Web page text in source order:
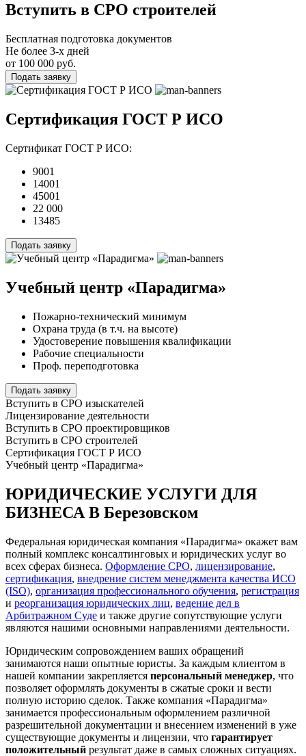
Вступить в СРО строителей
Бесплатная подготовка документов
Не более 3-х дней
от 100 000 руб.
Подать заявку
Сертификация ГОСТ Р ИСО
Сертификат ГОСТ Р ИСО:
9001
14001
45001
22 000
13485
Подать заявку
Учебный центр «Парадигма»
Пожарно-технический минимум
Охрана труда (в т.ч. на высоте)
Удостоверение повышения квалификации
Рабочие специальности
Проф. переподготовка
Подать заявку
Вступить в СРО изыскателей
Лицензирование деятельности
Вступить в СРО проектировщиков
Вступить в СРО строителей
Сертификация ГОСТ Р ИСО
Учебный центр «Парадигма»
ЮРИДИЧЕСКИЕ УСЛУГИ ДЛЯ
БИЗНЕСА В Березовском
Федеральная юридическая компания «Парадигма» окажет вам
полный комплекс консалтинговых и юридических услуг во
всех сферах бизнеса. Оформление СРО, лицензирование,
сертификация, внедрение систем менеджмента качества ИСО
(ISO), организация профессионального обучения, регистрация
и реорганизация юридических лиц, ведение дел в
Арбитражном Суде и также другие сопутствующие услуги
являются нашими основными направлениями деятельности.
Юридическим сопровождением ваших обращений
занимаются наши опытные юристы. За каждым клиентом в
нашей компании закрепляется персональный менеджер, что
позволяет оформлять документы в сжатые сроки и вести
полную историю сделок. Также компания «Парадигма»
занимается профессиональным оформлением различной
разрешительной документации и внесением изменений в уже
существующие документы и лицензии, что гарантирует
положительный результат даже в самых сложных ситуациях.